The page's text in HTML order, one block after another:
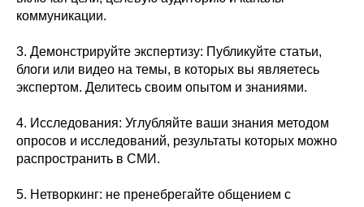
коммуникации.
3. Демонстрируйте экспертизу: Публикуйте статьи,
блоги или видео на темы, в которых вы являетесь
экспертом. Делитесь своим опытом и знаниями.
4. Исследования: Углубляйте ваши знания методом
опросов и исследований, результаты которых можно
распространить в СМИ.
5. Нетворкинг: не пренебрегайте общением с